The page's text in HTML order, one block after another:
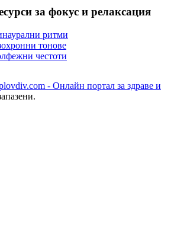
за фокус и релаксация
ритми
тонове
честоти
- Онлайн портал за здраве и